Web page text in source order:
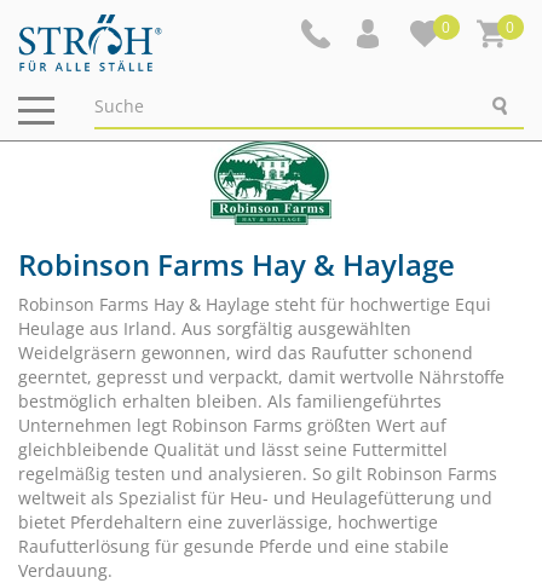
0 0
Navigation
ein-/ausblenden
Robinson Farms Hay & Haylage
Robinson Farms Hay & Haylage steht für hochwertige Equi
Heulage aus Irland. Aus sorgfältig ausgewählten
Weidelgräsern gewonnen, wird das Raufutter schonend
geerntet, gepresst und verpackt, damit wertvolle Nährstoffe
bestmöglich erhalten bleiben. Als familiengeführtes
Unternehmen legt Robinson Farms größten Wert auf
gleichbleibende Qualität und lässt seine Futtermittel
regelmäßig testen und analysieren. So gilt Robinson Farms
weltweit als Spezialist für Heu- und Heulagefütterung und
bietet Pferdehaltern eine zuverlässige, hochwertige
Raufutterlösung für gesunde Pferde und eine stabile
Verdauung.